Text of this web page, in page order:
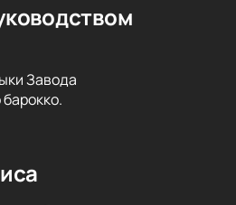
Завода